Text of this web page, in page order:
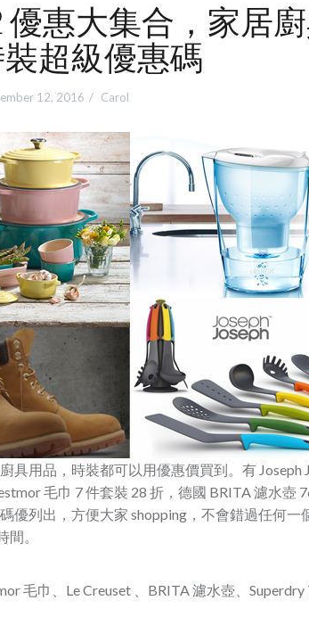
惠大集合，家居
超級優惠碼
12, 2016 Carol
具用品，時裝都可以用優惠價買到。有 Joseph
毛巾 7 件套裝 28 折，德國 BRITA 濾水壺
優列出，方便大家 shopping，不會錯過任何一
。
毛巾、Le Creuset 、BRITA 濾水壺、Superdry